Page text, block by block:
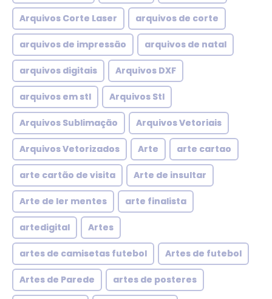
Arquivos Corte Laser arquivos de corte
arquivos de impressão arquivos de natal
arquivos digitais Arquivos DXF
arquivos em stl Arquivos Stl
Arquivos Sublimação Arquivos Vetoriais
Arquivos Vetorizados Arte arte cartao
arte cartão de visita Arte de insultar
Arte de ler mentes arte finalista
artedigital Artes
artes de camisetas futebol Artes de futebol
Artes de Parede artes de posteres